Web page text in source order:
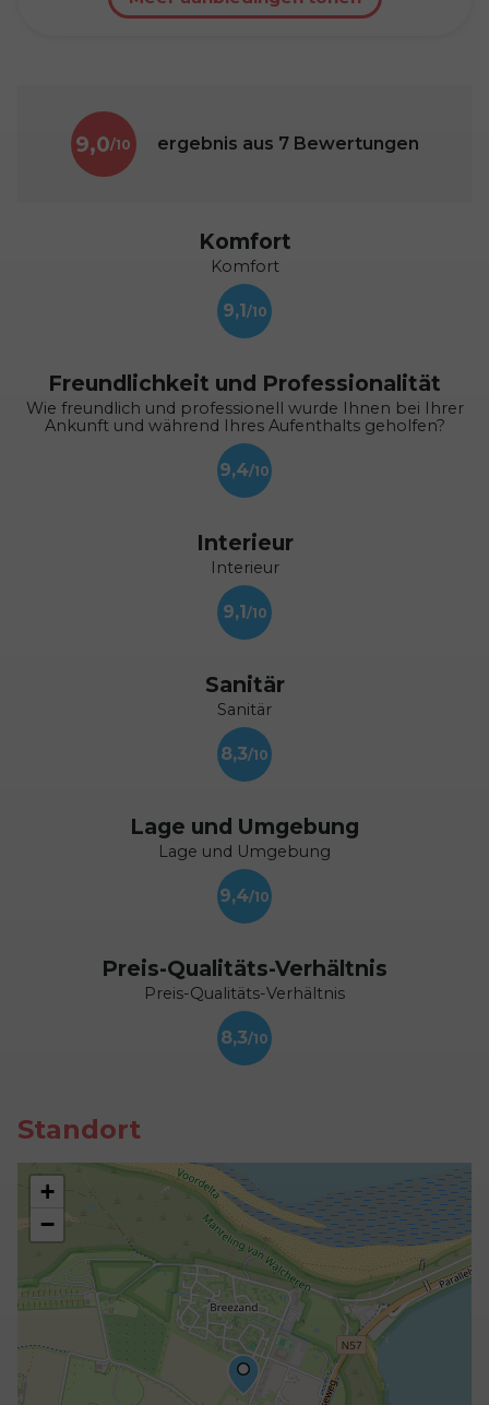
9,0 ergebnis aus 7 Bewertungen
Komfort
Komfort
9,1
Freundlichkeit und Professionalität
Wie freundlich und professionell wurde Ihnen bei Ihrer
Ankunft und während Ihres Aufenthalts geholfen?
9,4
Interieur
Interieur
9,1
Sanitär
Sanitär
8,3
Lage und Umgebung
Lage und Umgebung
9,4
Preis-Qualitäts-Verhältnis
Preis-Qualitäts-Verhältnis
8,3
Standort
+
−